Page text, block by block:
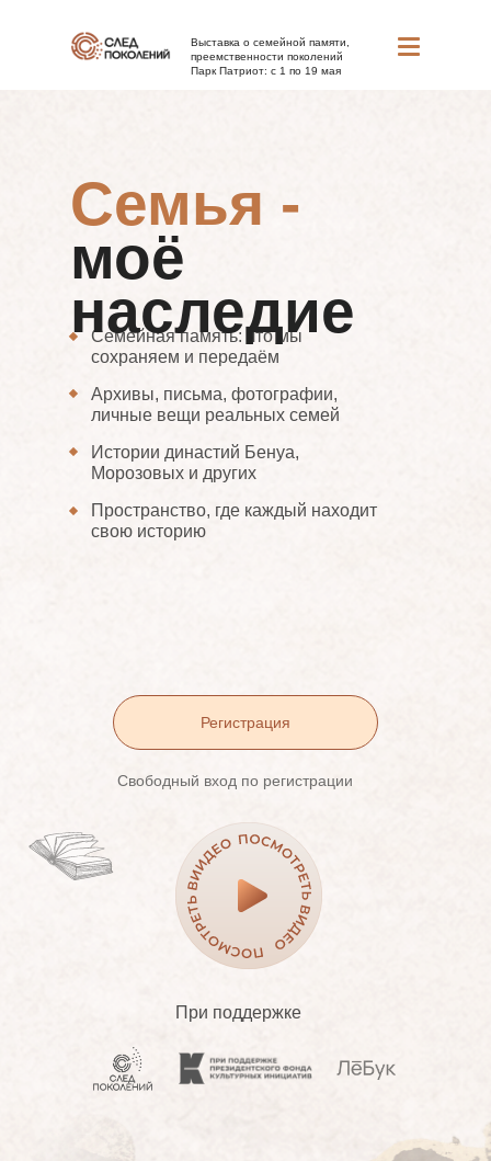
Выставка о семейной памяти,
преемственности поколений
Парк Патриот: с 1 по 19 мая
Семья -
моё
наследие
Семейная память: что мы
сохраняем и передаём
Архивы, письма, фотографии,
личные вещи реальных семей
Истории династий Бенуа,
Морозовых и других
Пространство, где каждый находит
свою историю
При поддержке
Регистрация
Свободный вход по регистрации